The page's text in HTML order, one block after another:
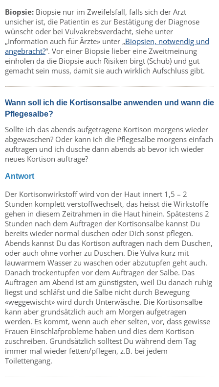
Biopsie: Biopsie nur im Zweifelsfall, falls sich der Arzt
unsicher ist, die Patientin es zur Bestätigung der Diagnose
wünscht oder bei Vulvakrebsverdacht, siehe unter
„Information auch für Ärzte» unter „Biopsien, notwendig und
angebracht?“. Vor einer Biopsie lieber eine Zweitmeinung
einholen da die Biopsie auch Risiken birgt (Schub) und gut
gemacht sein muss, damit sie auch wirklich Aufschluss gibt.
Wann soll ich die Kortisonsalbe anwenden und wann die
Pflegesalbe?
Sollte ich das abends aufgetragene Kortison morgens wieder
abgewaschen? Oder kann ich die Pflegesalbe morgens einfach
auftragen und ich dusche dann abends ab bevor ich wieder
neues Kortison auftrage?
Antwort
Der Kortisonwirkstoff wird von der Haut innert 1,5 – 2
Stunden komplett verstoffwechselt, das heisst die Wirkstoffe
gehen in diesem Zeitrahmen in die Haut hinein. Spätestens 2
Stunden nach dem Auftragen der Kortisonsalbe kannst Du
bereits wieder normal duschen oder Dich sonst pflegen.
Abends kannst Du das Kortison auftragen nach dem Duschen,
oder auch ohne vorher zu Duschen. Die Vulva kurz mit
lauwarmem Wasser zu waschen oder abzutupfen geht auch.
Danach trockentupfen vor dem Auftragen der Salbe. Das
Auftragen am Abend ist am günstigsten, weil Du danach ruhig
liegst und schläfst und die Salbe nicht durch Bewegung
«weggewischt» wird durch Unterwäsche. Die Kortisonsalbe
kann aber grundsätzlich auch am Morgen aufgetragen
werden. Es kommt, wenn auch eher selten, vor, dass gewisse
Frauen Einschlafprobleme haben und dies dem Kortison
zuschreiben. Grundsätzlich solltest Du während dem Tag
immer mal wieder fetten/pflegen, z.B. bei jedem
Toilettengang.